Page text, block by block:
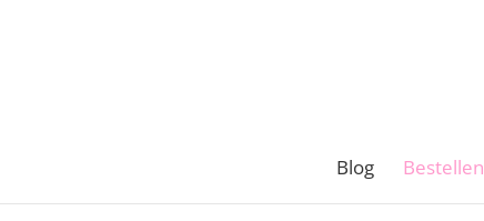
Blog Bestellen